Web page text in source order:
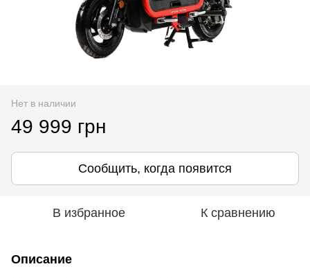
Нет в наличии
49 999 грн
Сообщить, когда появится
В избранное К сравнению
Описание